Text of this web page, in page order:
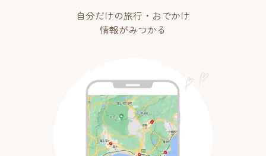
自分だけの旅行・おでかけ
情報がみつかる